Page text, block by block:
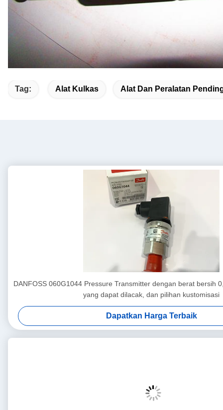
Tag: Alat Kulkas Alat Dan Peralatan
DANFOSS 060G1044 Pressure Transmitter dengan berat bersih
yang dapat dilacak, dan pilihan kustomisasi
Dapatkan Harga Terbaik